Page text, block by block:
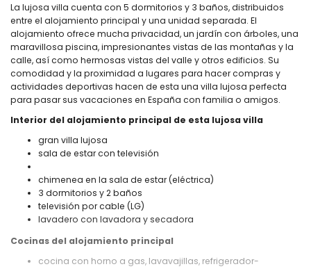
La lujosa villa cuenta con 5 dormitorios y 3 baños, distribuidos
entre el alojamiento principal y una unidad separada. El
alojamiento ofrece mucha privacidad, un jardín con árboles, una
maravillosa piscina, impresionantes vistas de las montañas y la
calle, así como hermosas vistas del valle y otros edificios. Su
comodidad y la proximidad a lugares para hacer compras y
actividades deportivas hacen de esta una villa lujosa perfecta
para pasar sus vacaciones en España con familia o amigos.
Interior del alojamiento principal de esta lujosa villa
gran villa lujosa
sala de estar con televisión
chimenea en la sala de estar (eléctrica)
3 dormitorios y 2 baños
televisión por cable (LG)
lavadero con lavadora y secadora
Cocinas del alojamiento principal
cocina con horno a gas, lavavajillas, refrigerador-